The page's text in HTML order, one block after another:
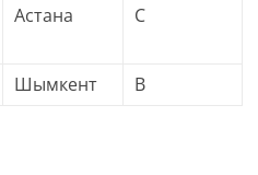
Астана C
Шымкент B